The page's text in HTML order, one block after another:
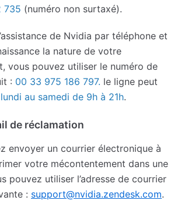
735 (numéro non surtaxé).
de Nvidia par téléphone et
la nature de votre
vous pouvez utiliser le numéro de
: 00 33 975 186 797. le ligne peut
au samedi de 9h à 21h.
de réclamation
envoyer un courrier électronique à
votre mécontentement dans une
pouvez utiliser l’adresse de courrier
: support@nvidia.zendesk.com.